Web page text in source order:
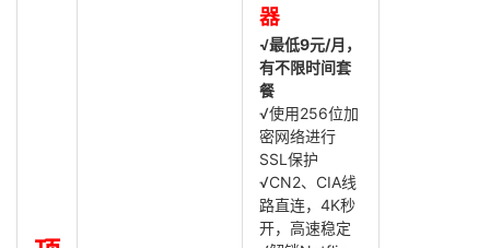
器
√最低9元/月，
有不限时间套
餐
√使用256位加
密网络进行
SSL保护
√CN2、CIA线
路直连，4K秒
开，高速稳定